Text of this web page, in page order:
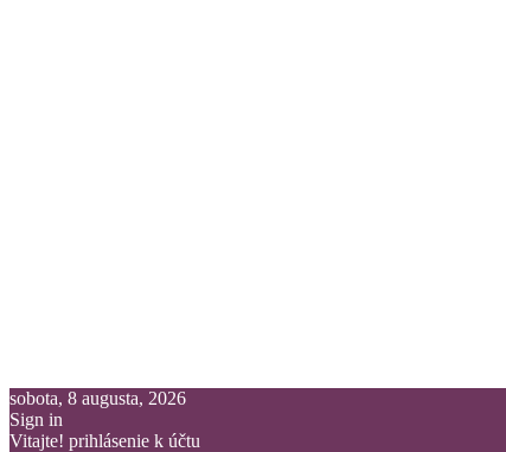
sobota, 8 augusta, 2026
Sign in
Vitajte! prihlásenie k účtu